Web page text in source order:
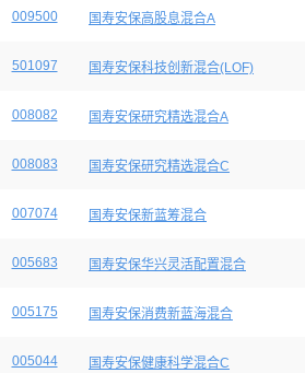
009500 国寿安保高股息混合A
501097 国寿安保科技创新混合(LOF)
008082 国寿安保研究精选混合A
008083 国寿安保研究精选混合C
007074 国寿安保新蓝筹混合
005683 国寿安保华兴灵活配置混合
005175 国寿安保消费新蓝海混合
005044 国寿安保健康科学混合C